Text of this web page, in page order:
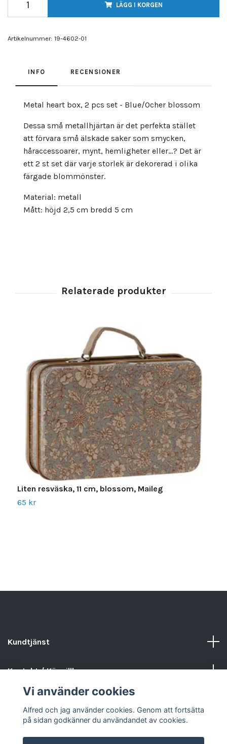
LÄGG I KORGEN
Artikelnummer: 19-4602-01
INFO RECENSIONER
Metal heart box, 2 pcs set - Blue/Ocher blossom
Dessa små metallhjärtan är det perfekta stället
att förvara små älskade saker som smycken,
håraccessoarer, mynt, hemligheter eller...? Det är
ett 2 st set där varje storlek är dekorerad i olika
färgade blommönster.
Material: metall
Mått: höjd 2,5 cm bredd 5 cm
Liten resväska, 11 cm, blossom, Maileg
65 kr
Kundtjänst
Kontakt / Köpvillkor
Vi använder cookies
Alfred och jag använder cookies. Genom att fortsätta
på sidan godkänner du användandet av cookies.